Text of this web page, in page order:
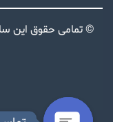
© تمامی حقوق این